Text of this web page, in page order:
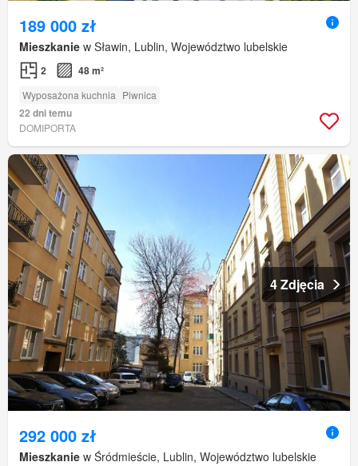
189 000 zł
Mieszkanie w Sławin, Lublin, Województwo lubelskie
2 48 m²
Wyposażona kuchnia Piwnica
22 dni temu
DOMIPORTA
4 Zdjęcia
292 000 zł
Mieszkanie w Śródmieście, Lublin, Województwo lubelskie